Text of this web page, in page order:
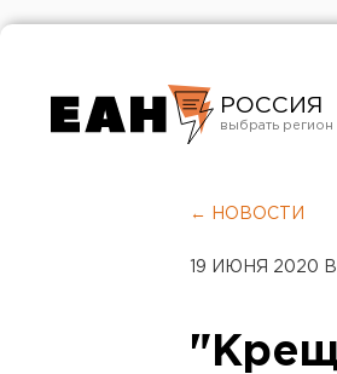
РОССИЯ
Челябинск
← НОВОСТИ
19 ИЮНЯ 2020 В